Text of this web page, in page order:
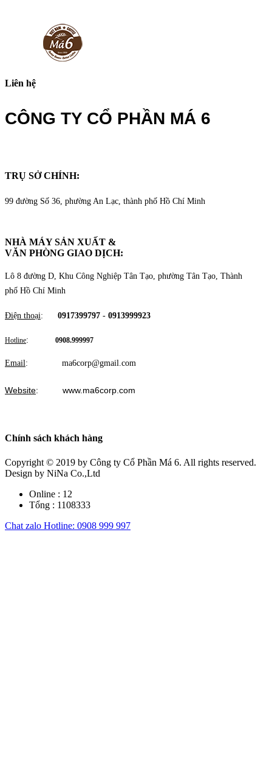
Liên hệ
CÔNG TY CỔ PHẦN MÁ 6
TRỤ SỞ CHÍNH:
99 đường Số 36, phường An Lạc, thành phố Hồ Chí Minh
NHÀ MÁY SẢN XUẤT &
VĂN PHÒNG GIAO DỊCH:
Lô 8 đường D, Khu Công Nghiệp Tân Tạo, phường Tân Tạo, Thành
phố Hồ Chí Minh
Điện thoại: 0917399797 - 0913999923
Hotline: 0908.999997
Email: ma6corp@gmail.com
Website: www.ma6corp.com
Chính sách khách hàng
Copyright © 2019 by Công ty Cổ Phần Má 6. All rights reserved.
Design by NiNa Co.,Ltd
Online : 12
Tổng : 1108333
Chat zalo Hotline: 0908 999 997